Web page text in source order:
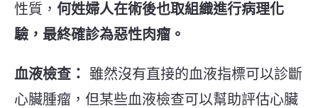
性質， 何姓婦人在術後也取組織進行病理化
驗，最終確診為惡性肉瘤。
血液檢查：
雖然沒有直接的血液指標可以診斷
心臟腫瘤，但某些血液檢查可以幫助評估心臟